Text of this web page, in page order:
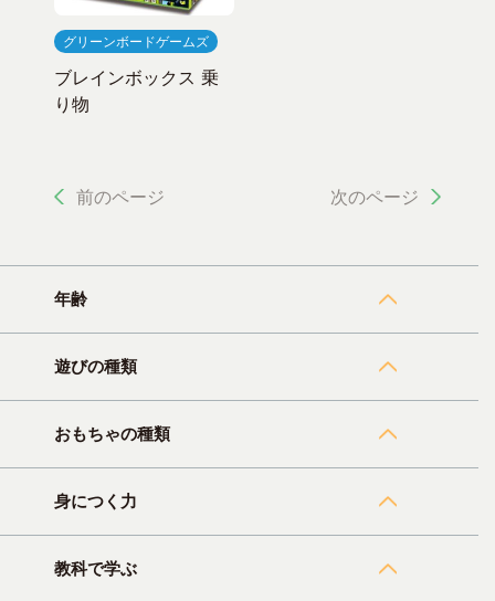
グリーンボードゲームズ
ブレインボックス 乗
り物
前のページ 次のページ
年齢
遊びの種類
おもちゃの種類
身につく力
教科で学ぶ